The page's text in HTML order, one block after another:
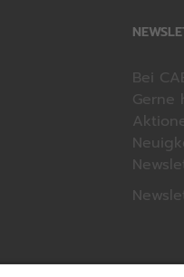
Bei
Gerne